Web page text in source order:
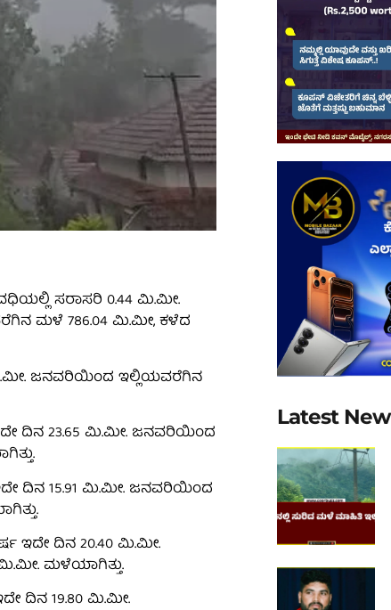
ಸರಾಸರಿ 0.44 ಮಿ.ಮೀ.
ಮಳೆ 786.04 ಮಿ.ಮೀ, ಕಳೆದ
ಜನವರಿಯಿಂದ ಇಲ್ಲಿಯವರೆಗಿನ
ದಿನ 23.65 ಮಿ.ಮೀ. ಜನವರಿಯಿಂದ
ದಿನ 15.91 ಮಿ.ಮೀ. ಜನವರಿಯಿಂದ
ಇದೇ ದಿನ 20.40 ಮಿ.ಮೀ.
ಮಳೆಯಾಗಿತ್ತು.
ದಿನ 19.80 ಮಿ.ಮೀ.
Latest